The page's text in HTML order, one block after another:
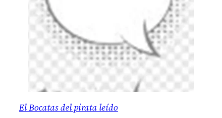
El Bocatas del pirata leído